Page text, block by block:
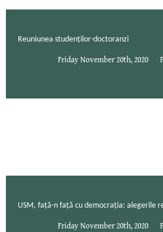
Reuniunea studenților-doctoranzi
Friday November 20th, 2020
USM, față-n față cu democrația: alegerile
Friday November 20th, 2020